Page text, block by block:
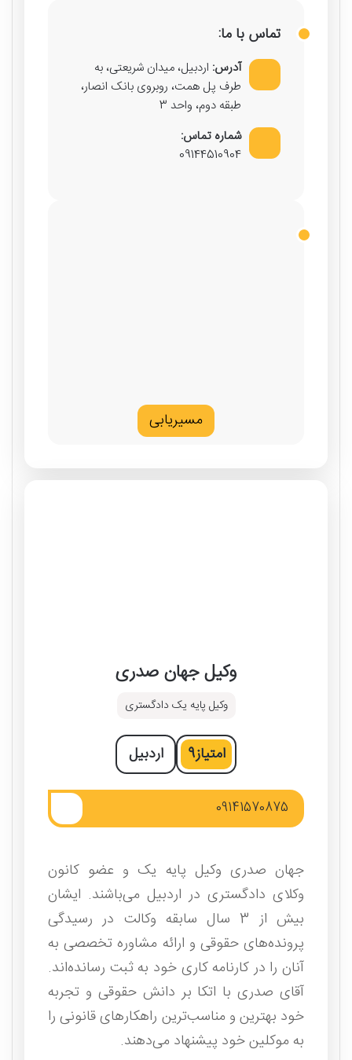
تماس با ما:
آدرس: اردبیل، میدان شریعتی، به
طرف پل همت، روبروی بانک انصار،
طبقه دوم، واحد 3
شماره تماس:
09144510904
مسیریابی
وکیل جهان صدری
وکیل پایه یک دادگستری
امتیاز9 اردبیل
09141570875
جهان صدری وکیل پایه یک و عضو کانون
وکلای دادگستری در اردبیل می‌باشند. ایشان
بیش از 3 سال سابقه وکالت در رسیدگی
پرونده‌های حقوقی و ارائه مشاوره تخصصی به
آنان را در کارنامه کاری خود به ثبت رسانده‌اند.
آقای صدری با اتکا بر دانش حقوقی و تجربه
خود بهترین و مناسب‌ترین راهکارهای قانونی را
به موکلین خود پیشنهاد می‌دهند.